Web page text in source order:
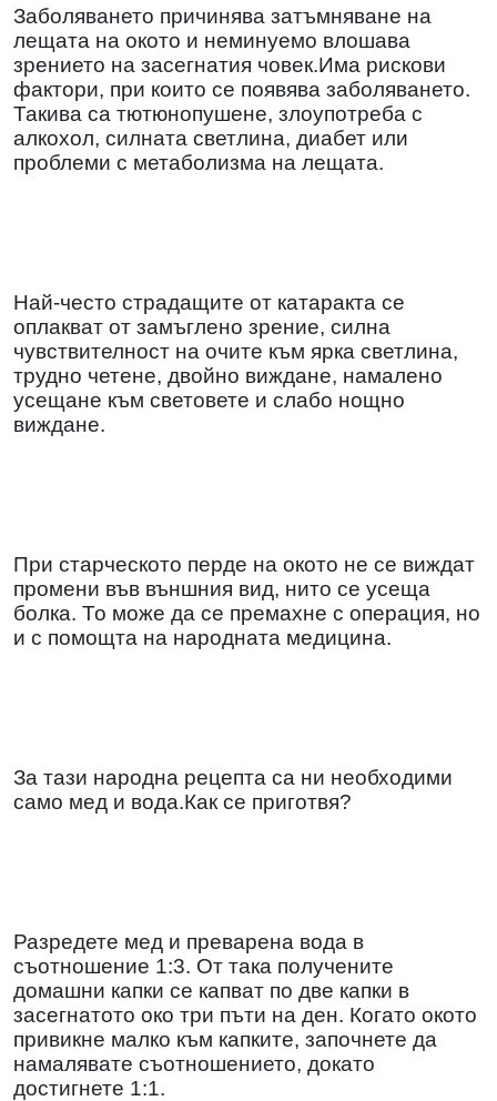
Заболяването причинява затъмняване на
лещата на окото и неминуемо влошава
зрението на засегнатия човек.Има рискови
фактори, при които се появява заболяването.
Такива са тютюнопушене, злоупотреба с
алкохол, силната светлина, диабет или
проблеми с метаболизма на лещата.
Най-често страдащите от катаракта се
оплакват от замъглено зрение, силна
чувствителност на очите към ярка светлина,
трудно четене, двойно виждане, намалено
усещане към световете и слабо нощно
виждане.
При старческото перде на окото не се виждат
промени във външния вид, нито се усеща
болка. То може да се премахне с операция, но
и с помощта на народната медицина.
За тази народна рецепта са ни необходими
само мед и вода.Как се приготвя?
Разредете мед и преварена вода в
съотношение 1:3. От така получените
домашни капки се капват по две капки в
засегнатото око три пъти на ден. Когато окото
привикне малко към капките, започнете да
намалявате съотношението, докато
достигнете 1:1.